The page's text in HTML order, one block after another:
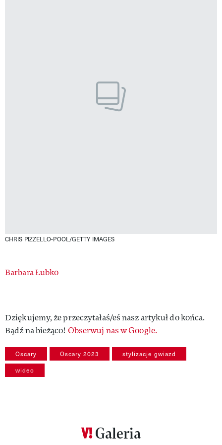
CHRIS PIZZELLO-POOL/GETTY IMAGES
Authors
Barbara Łubko
Dziękujemy, że przeczytałaś/eś nasz artykuł do końca.
Bądź na bieżąco! Obserwuj nas w Google.
Oscary Oscary 2023 stylizacje gwiazd
wideo
Galeria